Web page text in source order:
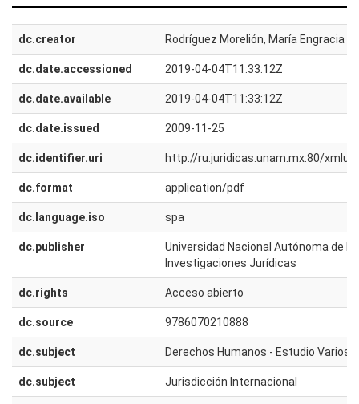
dc.creator Rodríguez Morelión, María Engracia
dc.date.accessioned 2019-04-04T11:33:12Z
dc.date.available 2019-04-04T11:33:12Z
dc.date.issued 2009-11-25
dc.identifier.uri http://ru.juridicas.unam.mx:80/
dc.format application/pdf
dc.language.iso spa
dc.publisher
Universidad Nacional Autónoma de
Investigaciones Jurídicas
dc.rights Acceso abierto
dc.source 9786070210888
dc.subject Derechos Humanos - Estudio Varios
dc.subject Jurisdicción Internacional